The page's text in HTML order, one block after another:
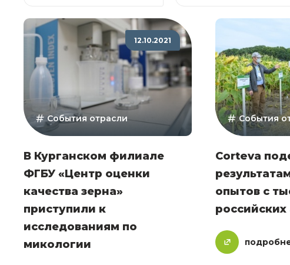
12.10.2021
События отрасли
В Курганском филиале
ФГБУ «Центр оценки
качества зерна»
приступили к
исследованиям по
микологии
События
Corteva
опытов с
российских